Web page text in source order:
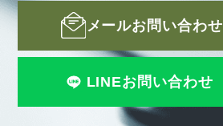
メールお問い合わせ
LINEお問い合わせ